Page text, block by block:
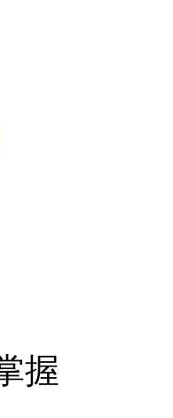
握